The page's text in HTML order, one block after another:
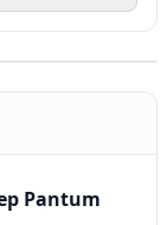
Pantum